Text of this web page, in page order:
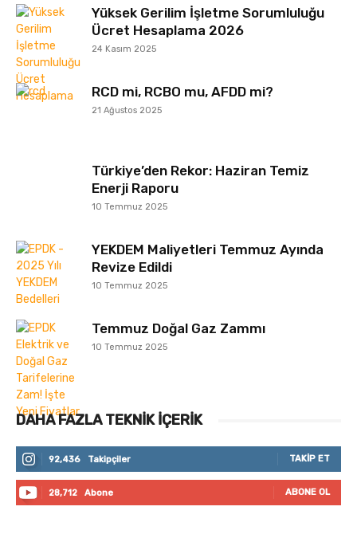
Yüksek Gerilim İşletme Sorumluluğu
Ücret Hesaplama 2026
24 Kasım 2025
RCD mi, RCBO mu, AFDD mi?
21 Ağustos 2025
Türkiye’den Rekor: Haziran Temiz
Enerji Raporu
10 Temmuz 2025
YEKDEM Maliyetleri Temmuz Ayında
Revize Edildi
10 Temmuz 2025
Temmuz Doğal Gaz Zammı
10 Temmuz 2025
DAHA FAZLA TEKNIK İÇERIK
92,436 Takipçiler TAKIP ET
28,712 Abone ABONE OL